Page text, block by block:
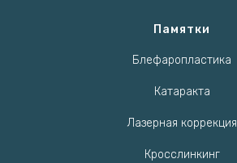
Памятки
Блефаропластика
Катаракта
Лазерная коррекция
Кросслинкинг